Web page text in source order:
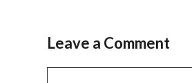
Leave a Comment